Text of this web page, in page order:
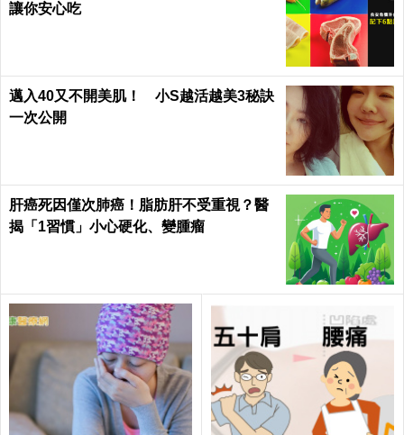
讓你安心吃
邁入40又不開美肌！ 小S越活越美3秘訣
一次公開
肝癌死因僅次肺癌！脂肪肝不受重視？醫
揭「1習慣」小心硬化、變腫瘤